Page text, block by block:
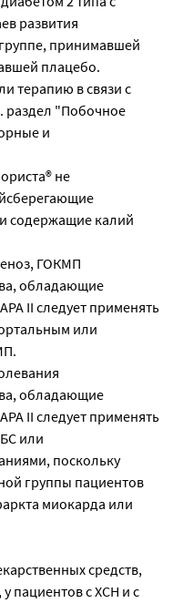
развития
принимавшей
плацебо.
терапию в связи с
раздел "Побочное
и
не
содержащие калий
ГОКМП
обладающие
II следует применять
или
обладающие
II следует применять
или
поскольку
группы пациентов
миокарда или
средств,
пациентов с ХСН и с